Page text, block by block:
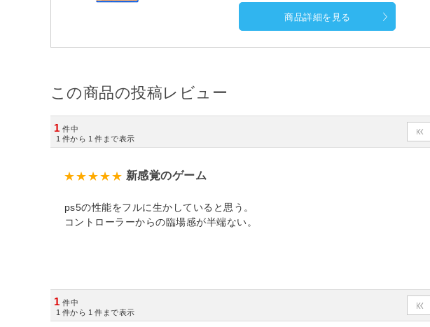
商品詳細を見る
この商品の投稿レビュー
1 件中
1 件から 1 件まで表示
新感覚のゲーム
ps5の性能をフルに生かしていると思う。
コントローラーからの臨場感が半端ない。
1 件中
1 件から 1 件まで表示